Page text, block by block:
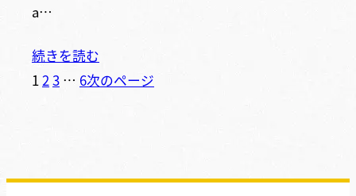
a…
続きを読む
123 … 6次のページ